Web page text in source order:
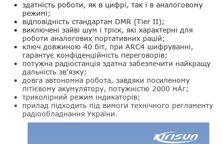
здатність роботи, як в цифрі, так і в аналоговому
режимі;
відповідність стандартам DMR (Tier II);
виключені зайві шум і тріск, які характерні для
роботи аналогових портативних рацій;
ключ довжиною 40 біт, при ARC4 шифруванні,
гарантує конфіденційність переговорів;
потужна радіостанція здатна забезпечити найкращу
дальність зв'язку;
довга автономна робота, завдяки посиленому
літієвому акумулятору, потужністю 2000 мАг;
триколірний режим індикаторів;
прилад підходить під вимоги технічного регламенту
радіообладнання України.